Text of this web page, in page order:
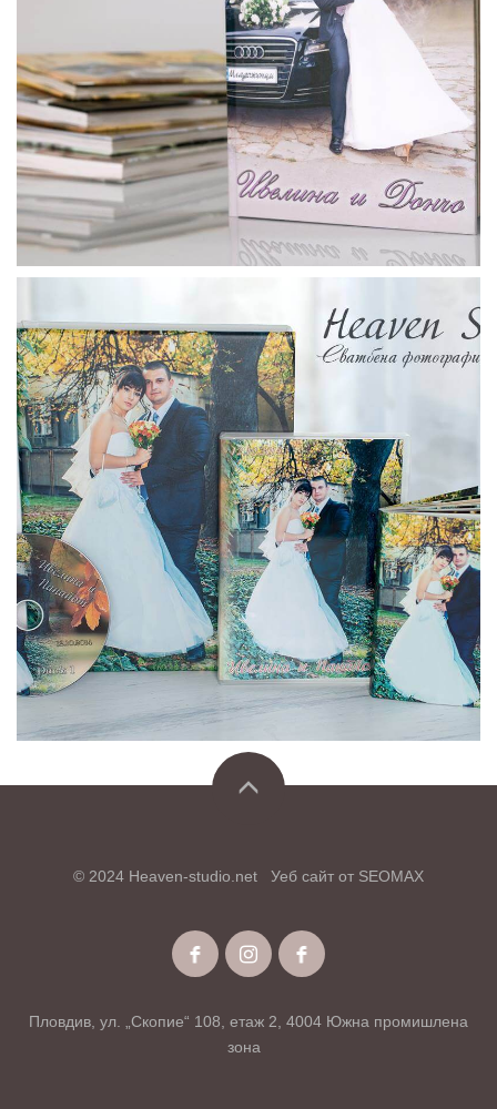
© 2024 Heaven-studio.net Уеб сайт от SEOMAX
Пловдив, ул. „Скопие“ 108, етаж 2, 4004 Южна промишлена
зона